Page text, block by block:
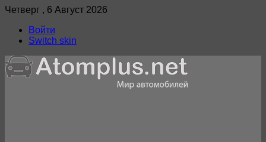
Четверг , 6 Август 2026
Войти
Switch skin